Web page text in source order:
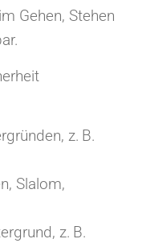
Gehen, Stehen
z. B.
Slalom,
z. B.